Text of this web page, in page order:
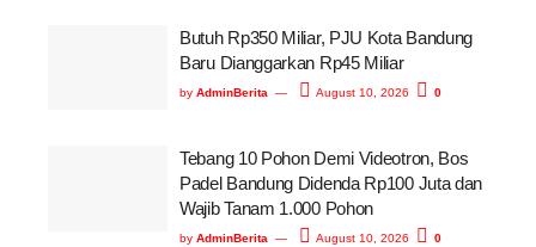
Butuh Rp350 Miliar, PJU Kota Bandung
Baru Dianggarkan Rp45 Miliar
by AdminBerita August 10, 2026 0
Tebang 10 Pohon Demi Videotron, Bos
Padel Bandung Didenda Rp100 Juta dan
Wajib Tanam 1.000 Pohon
by AdminBerita August 10, 2026 0